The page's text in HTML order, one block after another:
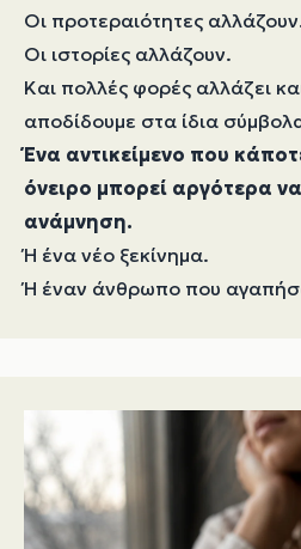
Οι προτεραιότητες
Οι ιστορίες αλλάζουν.
Και πολλές φορές αλλάζει
αποδίδουμε στα ίδια
Ένα αντικείμενο που
όνειρο μπορεί αργότερα
ανάμνηση.
Ή ένα νέο ξεκίνημα.
Ή έναν άνθρωπο που